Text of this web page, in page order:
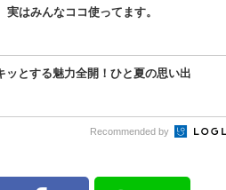
はみんなココ使ってます。
ッとする魅力全開！ひと夏の思い出
Recommended by